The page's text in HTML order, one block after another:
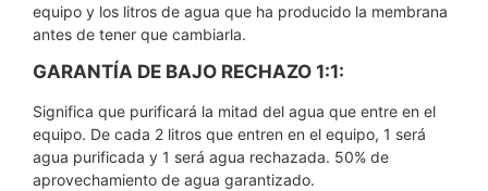
equipo y los litros de agua que ha producido la membrana
antes de tener que cambiarla.
GARANTÍA DE BAJO RECHAZO 1:1:
Significa que purificará la mitad del agua que entre en el
equipo. De cada 2 litros que entren en el equipo, 1 será
agua purificada y 1 será agua rechazada. 50% de
aprovechamiento de agua garantizado.